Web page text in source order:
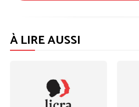
À LIRE AUSSI